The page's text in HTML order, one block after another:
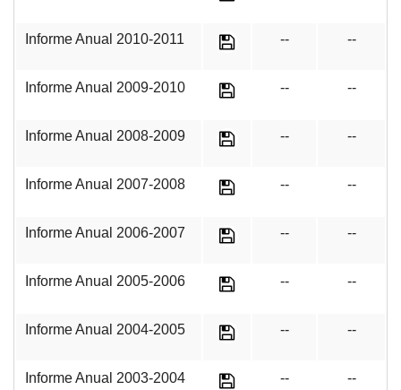
Informe Anual 2010-2011 -- --
Informe Anual 2009-2010 -- --
Informe Anual 2008-2009 -- --
Informe Anual 2007-2008 -- --
Informe Anual 2006-2007 -- --
Informe Anual 2005-2006 -- --
Informe Anual 2004-2005 -- --
Informe Anual 2003-2004 -- --